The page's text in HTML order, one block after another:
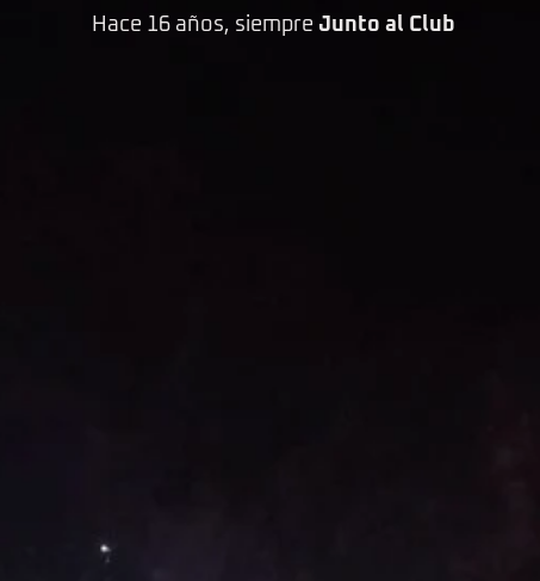
Hace 16 años, siempre Junto al Club